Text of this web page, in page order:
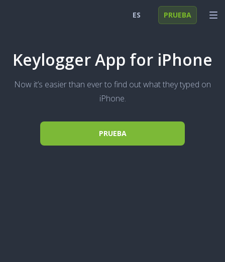
FUNCIONES
SOLUCIONES
ES
Deutsch
Español
PRUEBA
Keylogger App for iPhone
Now it’s easier than ever to find out what they typed on
iPhone.
PRUEBA